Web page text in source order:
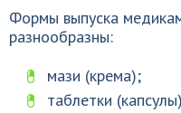
Формы выпуска
разнообразны:
мази (крема);
таблетки